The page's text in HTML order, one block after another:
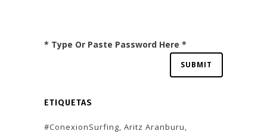
* Type Or Paste Password Here *
ETIQUETAS
#ConexionSurfing Aritz Aranburu